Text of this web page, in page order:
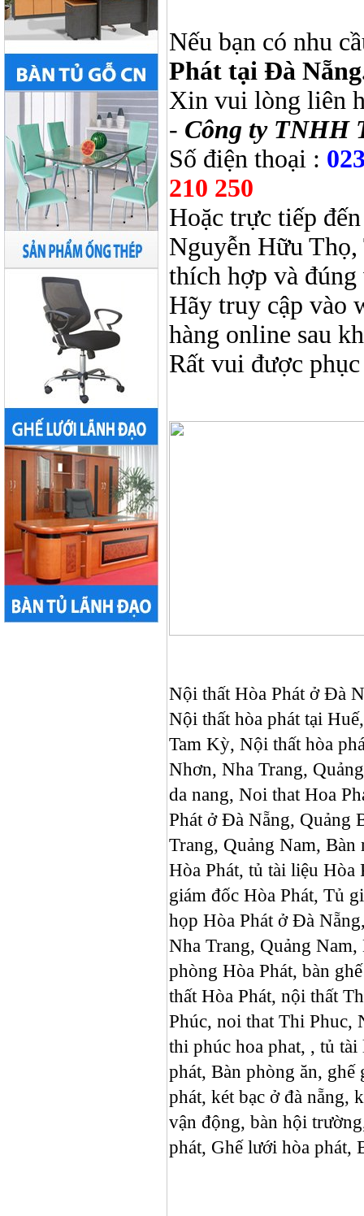
Nếu bạn có nhu
Phát tại Đà
Xin vui lòng liên
- Công ty TNHH
Số điện thoại :
210 250
Hoặc trực tiếp
Nguyễn Hữu Thọ,
thích hợp và
Hãy truy cập vào
hàng online sau
Rất vui được
Nội thất Hòa Phát ở Đà
Nội thất hòa phát tại
Tam Kỳ, Nội thất hòa
Nhơn, Nha Trang,
da nang, Noi that Hoa
Phát ở Đà Nẵng, Quảng
Trang, Quảng Nam, Bàn
Hòa Phát, tủ tài liệu Hòa
giám đốc Hòa Phát, Tủ
họp Hòa Phát ở Đà
Nha Trang, Quảng
phòng Hòa Phát, bàn
thất Hòa Phát, nội thất
Phúc, noi that Thi Phuc,
thi phúc hoa phat, , tủ
phát, Bàn phòng ăn, ghế
phát, két bạc ở đà nẵng,
vận động, bàn hội
phát, Ghế lưới hòa